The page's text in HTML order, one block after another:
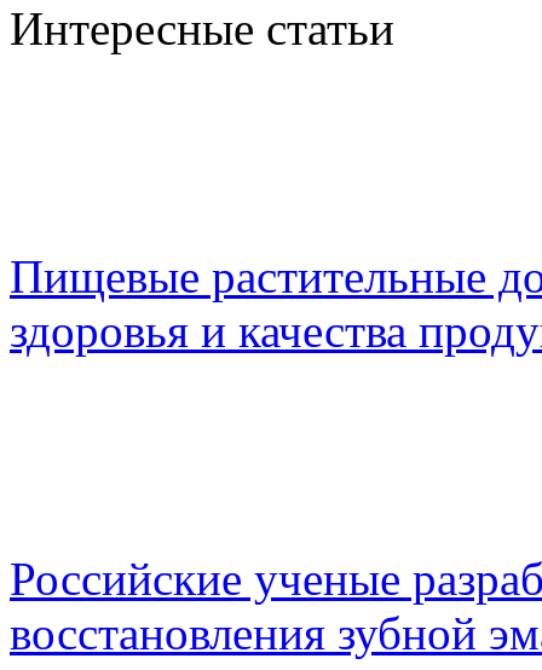
Интересные статьи
Пищевые растительные
здоровья и качества
Российские ученые
восстановления зубной